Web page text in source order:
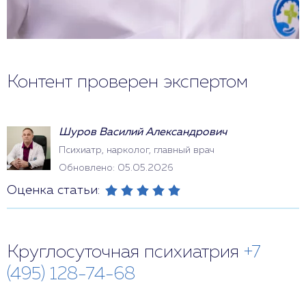
Контент проверен экспертом
Шуров Василий Александрович
Психиатр, нарколог, главный врач
Обновлено: 05.05.2026
Оценка статьи:
Круглосуточная психиатрия +7
(495) 128-74-68